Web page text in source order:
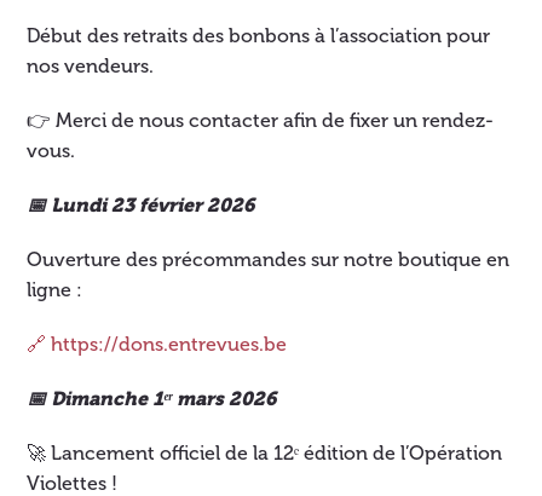
Début des retraits des bonbons à l’association pour
nos vendeurs.
👉 Merci de nous contacter afin de fixer un rendez-
vous.
📅 Lundi 23 février 2026
Ouverture des précommandes sur notre boutique en
ligne :
🔗 https://dons.entrevues.be
📅 Dimanche 1ᵉʳ mars 2026
🚀 Lancement officiel de la 12ᵉ édition de l’Opération
Violettes !